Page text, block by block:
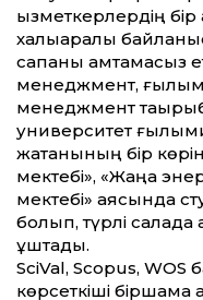
қызметкерлердің бір
халық­аралық
сапаны қамтамасыз
менеджмент,
менеджмент
университет
жатқанының бір
мектебі», «Жаңа
мектебі» аясында
болып, түрлі салада
ұштады.
SciVal, Scopus,
көрсеткіші